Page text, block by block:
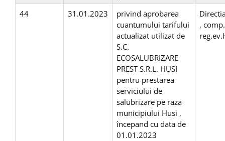
44 31.01.2023
privind aprobarea
cuantumului tarifului
actualizat utilizat de
S.C.
ECOSALUBRIZARE
PREST S.R.L. HUSI
pentru prestarea
serviciului de
salubrizare pe raza
municipiului Husi ,
începand cu data de
01.01.2023
,